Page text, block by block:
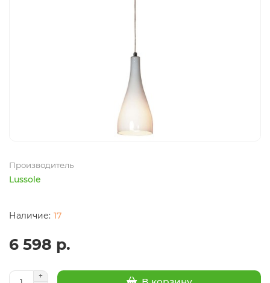
Производитель
Lussole
17
6 598 р.